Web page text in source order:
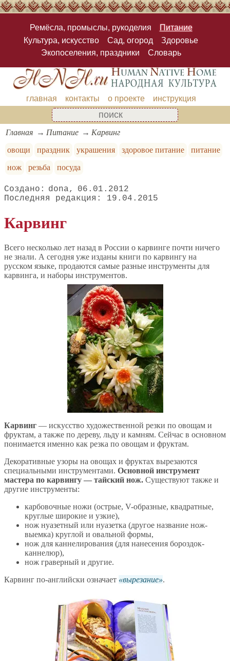
Ремёсла, промыслы, рукоделия
Питание
Культура, искусство
Сад, огород
Здоровье
Экопоселения, праздники
Словарь
главная контакты о проекте инструкция
Главная Питание
Карвинг
овощи
праздник украшения здоровое питание
питание
нож
резьба посуда
dona
06.01.2012
19.04.2015
Карвинг
Всего несколько лет назад в России о карвинге почти ничего
не знали. А сегодня уже изданы книги по карвингу на
русском языке, продаются самые разные инструменты для
карвинга, и наборы инструментов.
Карвинг — искусство художественной резки по овощам и
фруктам, а также по дереву, льду и камням. Сейчас в основном
понимается именно как резка по овощам и фруктам.
Декоративные узоры на овощах и фруктах вырезаются
специальными инструментами. Основной инструмент
мастера по карвингу — тайский нож. Существуют также и
другие инструменты:
карбовочные ножи (острые, V-образные, квадратные,
круглые широкие и узкие),
нож нуазетный или нуазетка (другое название нож-
выемка) круглой и овальной формы,
нож для каннелирования (для нанесения бороздок-
каннелюр),
нож граверный и другие.
Карвинг по-английски означает
вырезание .